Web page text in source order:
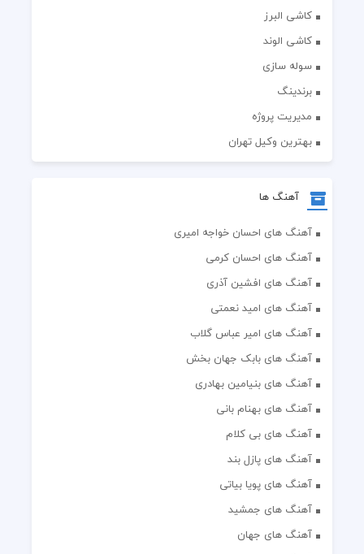
کاشی البرز
کاشی الوند
سوله سازی
برندینگ
مدیریت پروژه
بهترین وکیل تهران
آهنگ ها
آهنگ های احسان خواجه امیری
آهنگ های احسان کرمی
آهنگ های افشین آذری
آهنگ های امید نعمتی
آهنگ های امیر عباس گلاب
آهنگ های بابک جهان بخش
آهنگ های بنیامین بهادری
آهنگ های بهنام بانی
آهنگ های بی کلام
آهنگ های پازل بند
آهنگ های پویا بیاتی
آهنگ های جمشید
آهنگ های جهان